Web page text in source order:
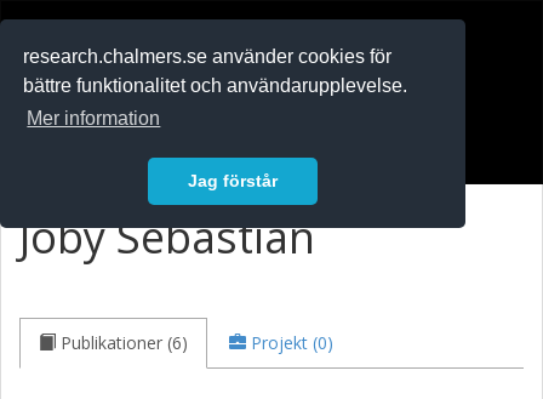
research.chalmers.se använder cookies för
bättre funktionalitet och användarupplevelse.
Mer information
Jag förstår
Joby Sebastian
Publikationer (6) Projekt (0)